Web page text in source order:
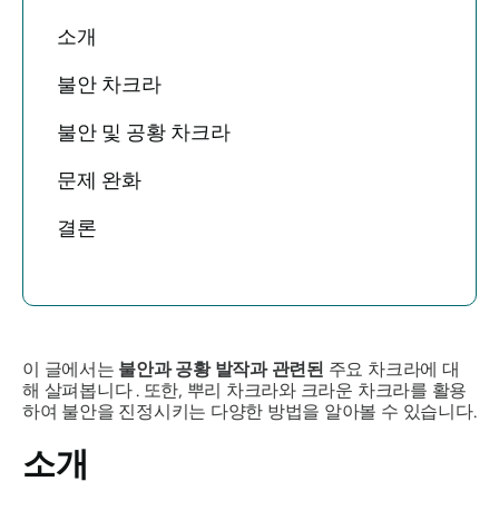
소개
불안 차크라
불안 및 공황 차크라
문제 완화
결론
이 글에서는 불안과 공황 발작과 관련된 주요 차크라에 대
해 살펴봅니다 . 또한, 뿌리 차크라와 크라운 차크라를 활용
하여 불안을 진정시키는 다양한 방법을 알아볼 수 있습니다.
소개